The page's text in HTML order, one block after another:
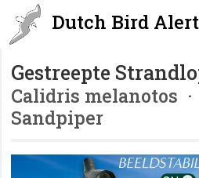
Dutch Bird
Gestreepte
Calidris melanotos
Sandpiper